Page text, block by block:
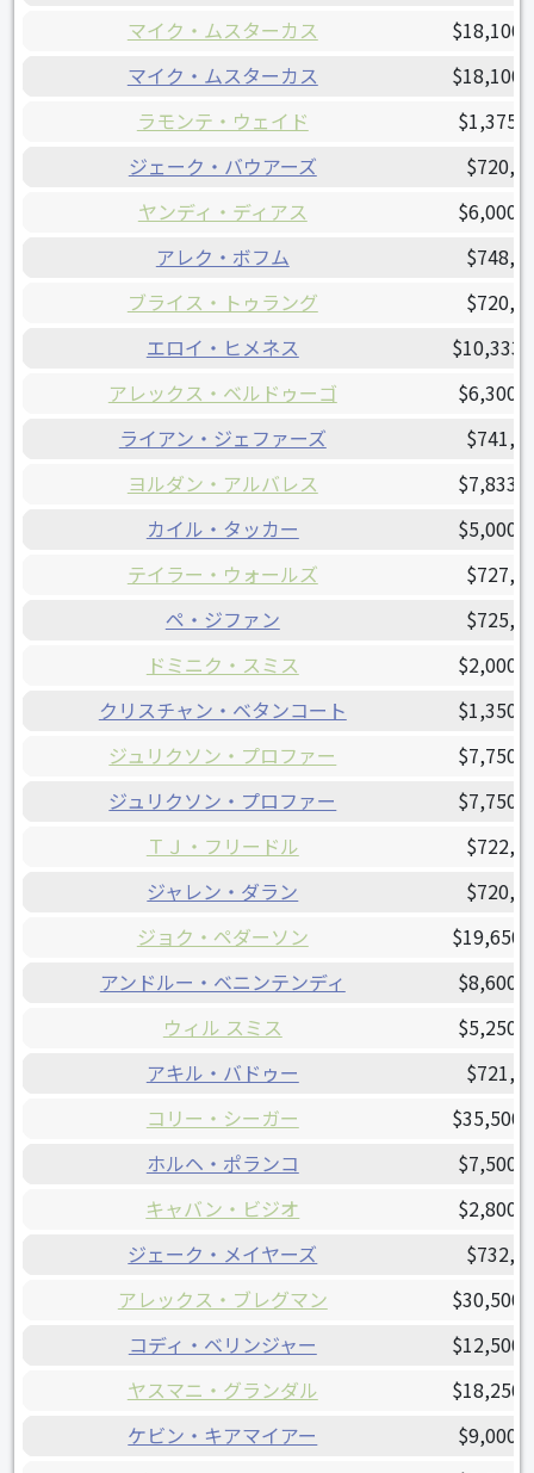
マイク・ムスターカス
マイク・ムスターカス
ラモンテ・ウェイド
ジェーク・バウアーズ
ヤンディ・ディアス
アレク・ボフム
ブライス・トゥラング
エロイ・ヒメネス
アレックス・ベルドゥーゴ
ライアン・ジェファーズ
ヨルダン・アルバレス
カイル・タッカー
テイラー・ウォールズ
ペ・ジファン
ドミニク・スミス
クリスチャン・ベタンコート
ジュリクソン・プロファー
ジュリクソン・プロファー
ＴＪ・フリードル
ジャレン・ダラン
ジョク・ペダーソン
アンドルー・ベニンテンディ
ウィル スミス
アキル・バドゥー
コリー・シーガー
ホルヘ・ポランコ
キャバン・ビジオ
ジェーク・メイヤーズ
アレックス・ブレグマン
コディ・ベリンジャー
ヤスマニ・グランダル
ケビン・キアマイアー